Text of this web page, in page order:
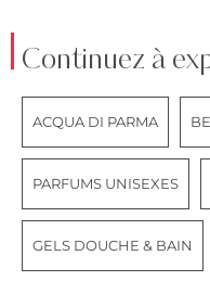
Continuez à
ACQUA DI PARMA
PARFUMS UNISEXES
GELS DOUCHE & BAIN